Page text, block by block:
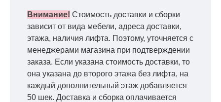
Внимание! Стоимость доставки и сборки
зависит от вида мебели, адреса доставки,
этажа, наличия лифта. Поэтому, уточняется с
менеджерами магазина при подтверждении
заказа. Если указана стоимость доставки, то
она указана до второго этажа без лифта, на
каждый дополнительный этаж добавляется
50 шек. Доставка и сборка оплачивается